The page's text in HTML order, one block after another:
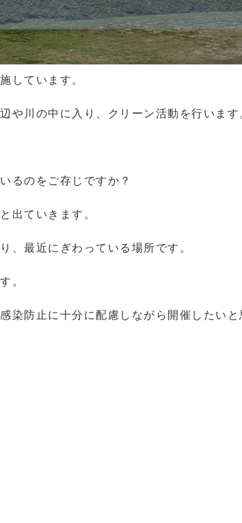
しています。
や川の中に入り、クリーン活動を行います
るのをご存じですか？
出ていきます。
、最近にぎわっている場所です。
。
染防止に十分に配慮しながら開催したい